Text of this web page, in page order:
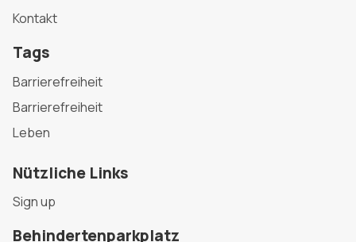
Kontakt
Tags
Barrierefreiheit
Barrierefreiheit
Leben
Nützliche Links
Sign up
Behindertenparkplatz